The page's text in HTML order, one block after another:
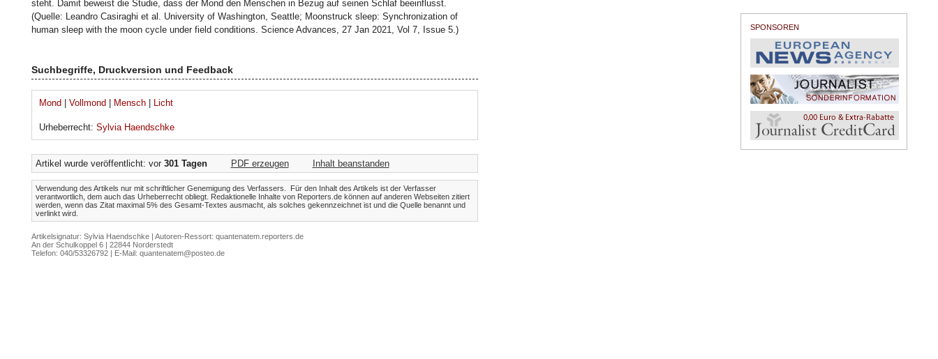
steht. Damit beweist die Studie, dass der Mond den Menschen in Bezug auf seinen Schlaf beeinflusst.
(Quelle: Leandro Casiraghi et al. University of Washington, Seattle; Moonstruck sleep: Synchronization of
human sleep with the moon cycle under field conditions. Science Advances, 27 Jan 2021, Vol 7, Issue 5.)
Suchbegriffe, Druckversion und Feedback
Mond Vollmond Mensch| Licht
Urheberrecht: Sylvia Haendschke
Artikel wurde veröffentlicht: vor 301 Tagen PDF erzeugen Inhalt beanstanden
Verwendung des Artikels nur mit schriftlicher Genemigung des Verfassers. Für den Inhalt des Artikels ist der Verfasser
verantwortlich, dem auch das Urheberrecht obliegt. Redaktionelle Inhalte von Reporters.de können auf anderen Webseiten zitiert
werden, wenn das Zitat maximal 5% des Gesamt-Textes ausmacht, als solches gekennzeichnet ist und die Quelle benannt und
verlinkt wird.
Artikelsignatur: Sylvia Haendschke | Autoren-Ressort: quantenatem.reporters.de
An der Schulkoppel 6 | 22844 Norderstedt
Telefon: 040/53326792 | E-Mail: quantenatem@posteo.de
SPONSOREN